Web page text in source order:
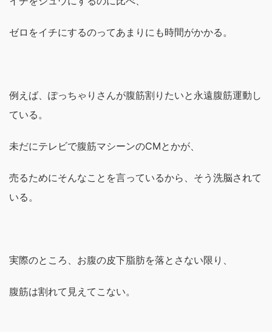
ゼロをイチにするのってあまりにも時間がかかる。
例えば、ぽっちゃりさんが腹筋割りたいと永遠腹筋運動し
ている。
未だにテレビで腹筋マシーンのCMとかが、
売るためにそんなことを言っているから、そう洗脳されて
いる。
実際のところ、お腹の皮下脂肪を落とさない限り、
腹筋は割れて見えてこない。